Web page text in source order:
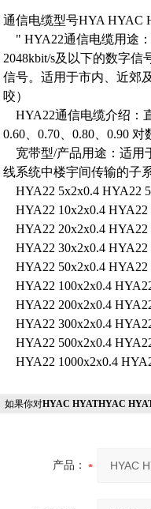
通信电缆型号HYA HYAC
" HYA22通信电缆用途
2048kbit/s及以下的数字
信号。适用于市内、近郊
咬）
HYA22通信电缆介绍：
0.60、0.70、0.80、0.90
宽带型/产品用途：适用
线系统中楼宇间传输的子
HYA22 5x2x0.4 HYA22
HYA22 10x2x0.4 HYA22
HYA22 20x2x0.4 HYA22
HYA22 30x2x0.4 HYA22
HYA22 50x2x0.4 HYA22
HYA22 100x2x0.4
HYA22 200x2x0.4
HYA22 300x2x0.4
HYA22 500x2x0.4
HYA22 1000x2x0.4
如果你对HYAC HYATHYAC
产品：